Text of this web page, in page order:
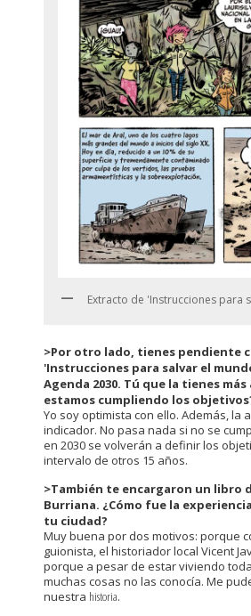
Extracto de 'Instrucciones para
>Por otro lado, tienes pendiente
'Instrucciones para salvar el
Agenda 2030. Tú que la tienes
estamos cumpliendo los
Yo soy optimista con ello. Además, la
indicador. No pasa nada si no se
en 2030 se volverán a definir los
intervalo de otros 15 años.
>También te encargaron un libro
Burriana. ¿Cómo fue la
tu ciudad?
Muy buena por dos motivos: porque
guionista, el historiador local Vicent
porque a pesar de estar viviendo
muchas cosas no las conocía. Me
nuestra historia.